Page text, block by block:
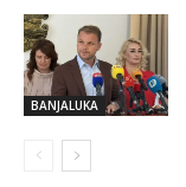
BANJALUKA